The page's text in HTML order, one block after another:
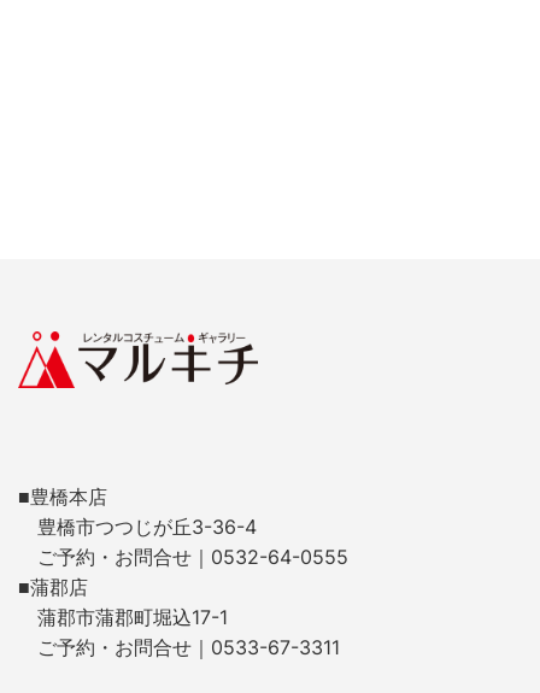
■豊橋本店
豊橋市つつじが丘3-36-4
ご予約・お問合せ｜0532-64-0555
■蒲郡店
蒲郡市蒲郡町堀込17-1
ご予約・お問合せ｜0533-67-3311